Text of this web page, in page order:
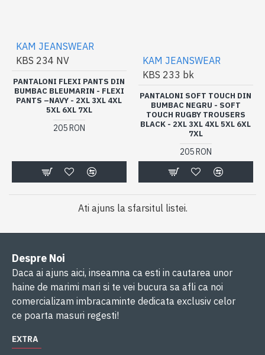
KAM JEANSWEAR
KBS 234 NV
PANTALONI FLEXI PANTS DIN
BUMBAC BLEUMARIN - FLEXI
PANTS –NAVY - 2XL 3XL 4XL
5XL 6XL 7XL
205 RON
KAM JEANSWEAR
KBS 233 bk
PANTALONI SOFT TOUCH DIN
BUMBAC NEGRU - SOFT
TOUCH RUGBY TROUSERS
BLACK - 2XL 3XL 4XL 5XL 6XL
7XL
205 RON
Ati ajuns la sfarsitul listei.
Despre Noi
Daca ai ajuns aici, inseamna ca esti in cautarea unor
haine de marimi mari si te vei bucura sa afli ca noi
comercializam imbracaminte dedicata exclusiv celor
ce poarta masuri regesti!
EXTRA